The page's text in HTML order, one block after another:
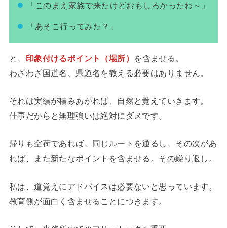
「このまえ家族で来たけどおもしろかったわ～」
「あそこ行ってみた？」
と、 印象付けるポイント（場所）
を含ませる。
わざわざ国道名、県道名を教える必要はありません。
それは実績が積みあがれば、自然と覚えていきます。
仕事だからと無理強いは絶対にダメです。
帰りも空荷であれば、同じルートを通るし、その次があ
れば、また新たなポイントを含ませる。その繰り返し。
私は、道覚えにアドバイスは必要ないと思っています。
教育側が面白く含ませることにつきます。